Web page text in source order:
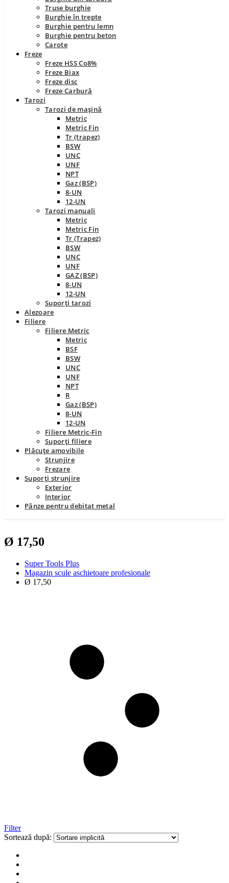
Truse burghie
Burghie în trepte
Burghie pentru lemn
Burghie pentru beton
Carote
Freze
Freze HSS Co8%
Freze Biax
Freze disc
Freze Carbură
Tarozi
Tarozi de mașină
Metric
Metric Fin
Tr (trapez)
BSW
UNC
UNF
NPT
Gaz (BSP)
8-UN
12-UN
Tarozi manuali
Metric
Metric Fin
Tr (Trapez)
BSW
UNC
UNF
GAZ (BSP)
8-UN
12-UN
Suporți tarozi
Alezoare
Filiere
Filiere Metric
Metric
BSF
BSW
UNC
UNF
NPT
R
Gaz (BSP)
8-UN
12-UN
Filiere Metric-Fin
Suporți filiere
Plăcuțe amovibile
Strunjire
Frezare
Suporți strunjire
Exterior
Interior
Pânze pentru debitat metal
Ø 17,50
Super Tools Plus
Magazin scule aschietoare profesionale
Ø 17,50
Filter
Sortează după: